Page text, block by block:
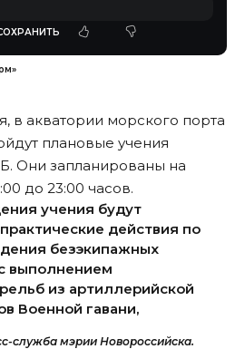
в акватории морского порта
плановые учения
Они запланированы на
до 23:00 часов.
учения будут
действия по
безэкипажных
выполнением
из артиллерийской
Военной гавани,
служба мэрии Новороссийска.